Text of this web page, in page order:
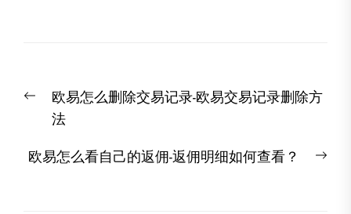
章
航
Previous欧易怎么删除交易记录-欧易交易记录删除方
法
欧易怎么看自己的返佣-返佣明细如何查看？